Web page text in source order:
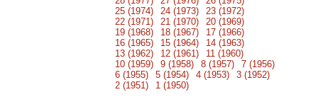
25 (1974)
24 (1973)
23 (1972)
22 (1971)
21 (1970)
20 (1969)
19 (1968)
18 (1967)
17 (1966)
16 (1965)
15 (1964)
14 (1963)
13 (1962)
12 (1961)
11 (1960)
10 (1959)
9 (1958) 8 (1957)
7 (1956)
6 (1955)
5 (1954) 4 (1953)
3 (1952)
2 (1951)
1 (1950)